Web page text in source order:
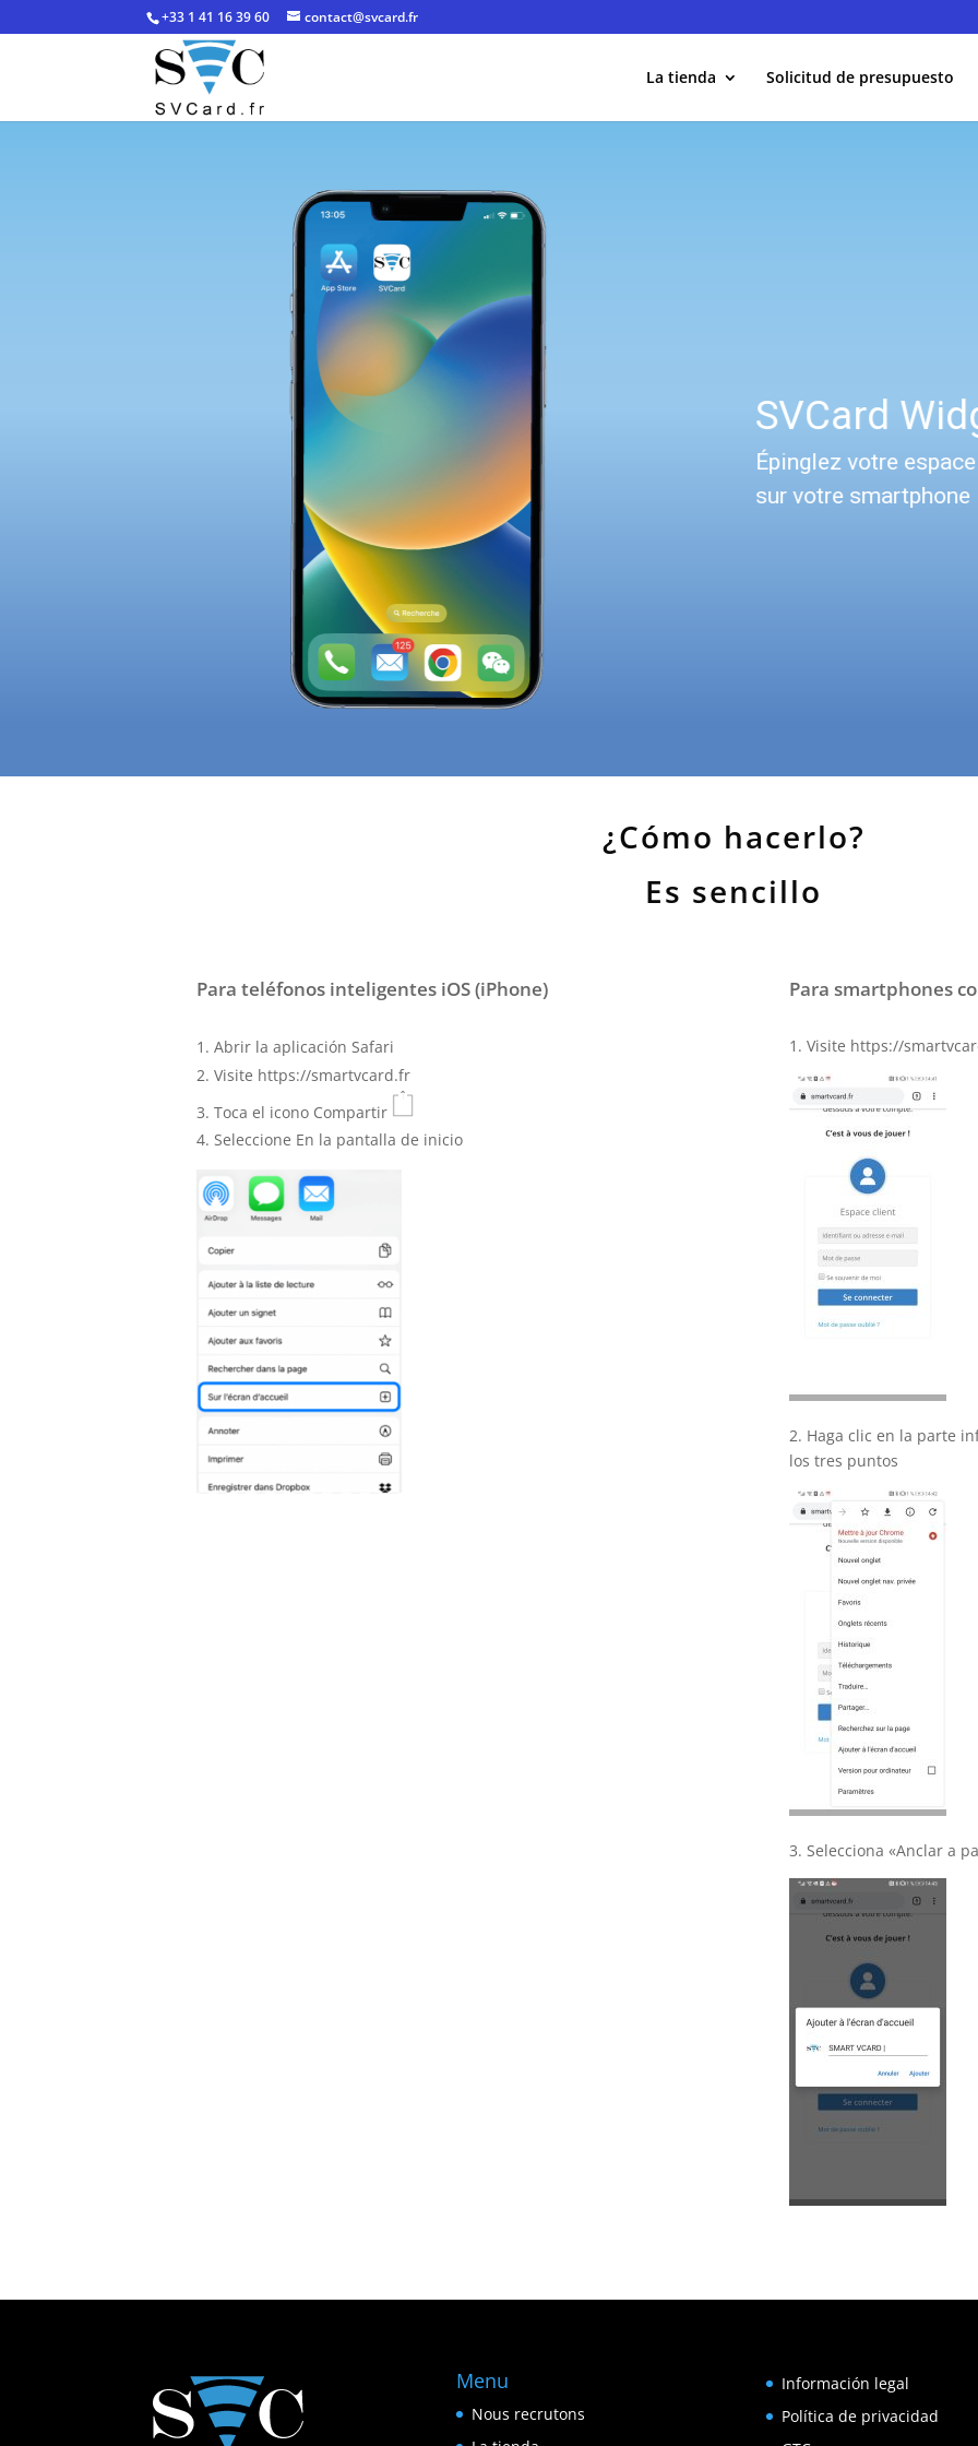
+33 1 41 16 39 60 contact@svcard.fr
La tienda Solicitud de presupuesto
SVCard
Épinglez votre
sur votre smartphone
¿Cómo hacerlo?
Es sencillo
Para teléfonos inteligentes iOS (iPhone)
Abrir la aplicación Safari
Visite https://smartvcard.fr
Toca el icono Compartir
Seleccione En la pantalla de inicio
Para smartphones
1. Visite https://
2. Haga clic en la parte
los tres puntos
3. Selecciona «Anclar a
Menu
Nous recrutons
Información legal
Política de privacidad